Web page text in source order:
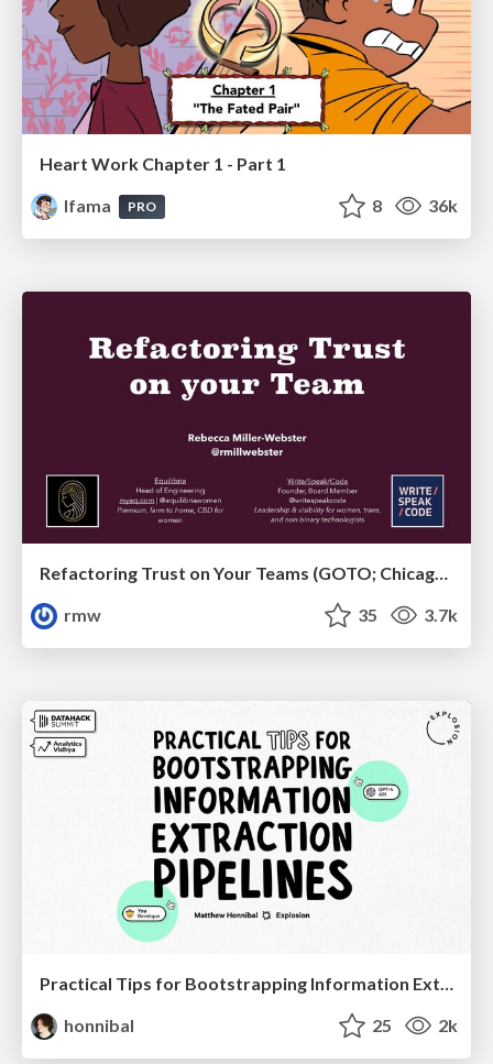
Heart Work Chapter 1 - Part 1
lfama
PRO 8 36k
Refactoring Trust on Your Teams (GOTO; Chicago 2020)
rmw
35 3.7k
honnibal
25 2k